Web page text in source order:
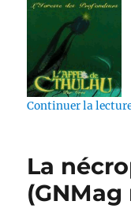
Continuer la
La
(GNMag